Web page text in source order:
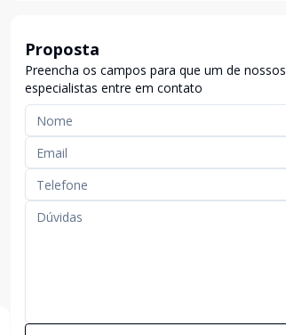
Proposta
Preencha os campos para que um de nossos
especialistas entre em contato